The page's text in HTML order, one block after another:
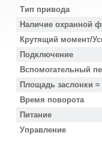
Тип привода
Наличие охранной
Крутящий момент/
Подключение
Вспомогательный
Площадь заслонки ≈
Время поворота
Питание
Управление